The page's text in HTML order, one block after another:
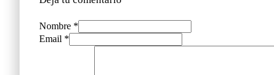
Nombre *
Email *